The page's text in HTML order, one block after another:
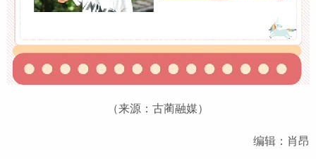
（来源：古蔺融媒）
编辑：肖昂